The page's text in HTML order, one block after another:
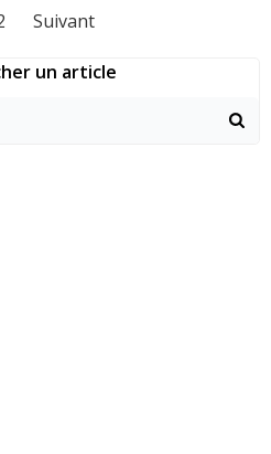
Navigation
des
Suivant
un article